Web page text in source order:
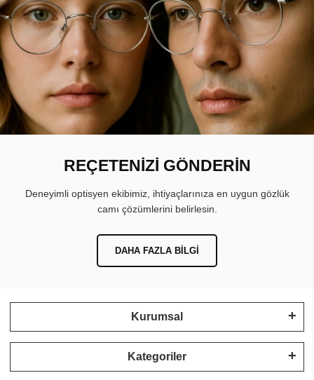
REÇETENİZİ GÖNDERİN
Deneyimli optisyen ekibimiz, ihtiyaçlarınıza en uygun gözlük
camı çözümlerini belirlesin.
DAHA FAZLA BILGI
Kurumsal
Kategoriler